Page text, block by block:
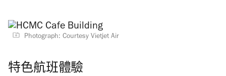
Photograph: Courtesy Vietjet Air
特色航班體驗